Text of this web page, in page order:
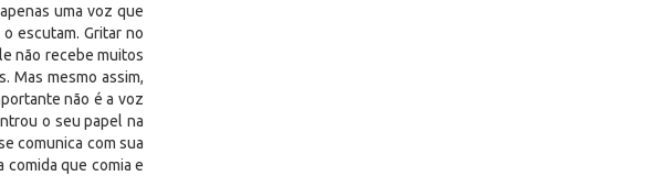
uma voz que
escutam. Gritar no
não recebe muitos
Mas mesmo assim,
não é a voz
o seu papel na
comunica com sua
comida que comia e